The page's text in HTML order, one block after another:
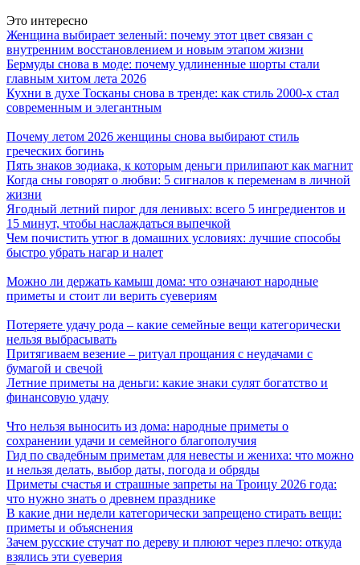
Это интересно
Женщина выбирает зеленый: почему этот цвет связан с
внутренним восстановлением и новым этапом жизни
Бермуды снова в моде: почему удлиненные шорты стали
главным хитом лета 2026
Кухни в духе Тосканы снова в тренде: как стиль 2000-х стал
современным и элегантным
Почему летом 2026 женщины снова выбирают стиль
греческих богинь
Пять знаков зодиака, к которым деньги прилипают как магнит
Когда сны говорят о любви: 5 сигналов к переменам в личной
жизни
Ягодный летний пирог для ленивых: всего 5 ингредиентов и
15 минут, чтобы наслаждаться выпечкой
Чем почистить утюг в домашних условиях: лучшие способы
быстро убрать нагар и налет
Можно ли держать камыш дома: что означают народные
приметы и стоит ли верить суевериям
Потеряете удачу рода – какие семейные вещи категорически
нельзя выбрасывать
Притягиваем везение – ритуал прощания с неудачами с
бумагой и свечой
Летние приметы на деньги: какие знаки сулят богатство и
финансовую удачу
Что нельзя выносить из дома: народные приметы о
сохранении удачи и семейного благополучия
Гид по свадебным приметам для невесты и жениха: что можно
и нельзя делать, выбор даты, погода и обряды
Приметы счастья и страшные запреты на Троицу 2026 года:
что нужно знать о древнем празднике
В какие дни недели категорически запрещено стирать вещи:
приметы и объяснения
Зачем русские стучат по дереву и плюют через плечо: откуда
взялись эти суеверия